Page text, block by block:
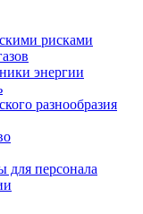
рисками
энергии
разнообразия
персонала